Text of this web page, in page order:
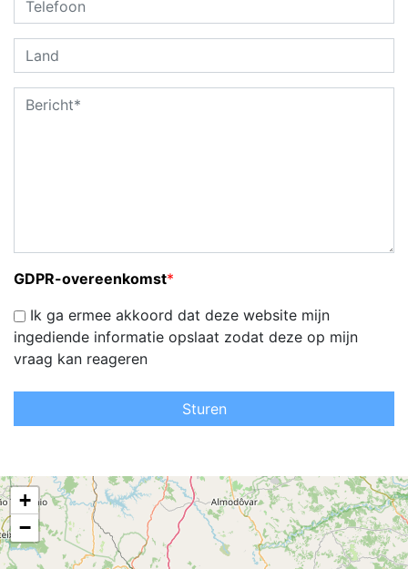
GDPR-overeenkomst*
Ik ga ermee akkoord dat deze website mijn
ingediende informatie opslaat zodat deze op mijn
vraag kan reageren
Sturen
+
−